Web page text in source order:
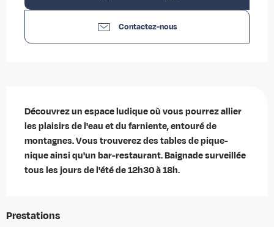
Contactez-nous
Découvrez un espace ludique où vous pourrez allier
les plaisirs de l'eau et du farniente, entouré de
montagnes. Vous trouverez des tables de pique-
nique ainsi qu'un bar-restaurant. Baignade surveillée
tous les jours de l'été de 12h30 à 18h.
Prestations